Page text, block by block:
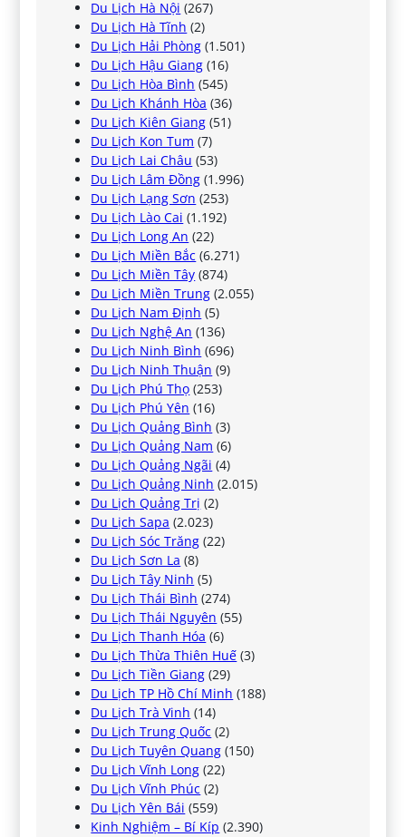
Du Lịch Hà Nội (267)
Du Lịch Hà Tĩnh (2)
Du Lịch Hải Phòng (1.501)
Du Lịch Hậu Giang (16)
Du Lịch Hòa Bình (545)
Du Lịch Khánh Hòa (36)
Du Lịch Kiên Giang (51)
Du Lịch Kon Tum (7)
Du Lịch Lai Châu (53)
Du Lịch Lâm Đồng (1.996)
Du Lịch Lạng Sơn (253)
Du Lịch Lào Cai (1.192)
Du Lịch Long An (22)
Du Lịch Miền Bắc (6.271)
Du Lịch Miền Tây (874)
Du Lịch Miền Trung (2.055)
Du Lịch Nam Định (5)
Du Lịch Nghệ An (136)
Du Lịch Ninh Bình (696)
Du Lịch Ninh Thuận (9)
Du Lịch Phú Thọ (253)
Du Lịch Phú Yên (16)
Du Lịch Quảng Bình (3)
Du Lịch Quảng Nam (6)
Du Lịch Quảng Ngãi (4)
Du Lịch Quảng Ninh (2.015)
Du Lịch Quảng Trị (2)
Du Lịch Sapa (2.023)
Du Lịch Sóc Trăng (22)
Du Lịch Sơn La (8)
Du Lịch Tây Ninh (5)
Du Lịch Thái Bình (274)
Du Lịch Thái Nguyên (55)
Du Lịch Thanh Hóa (6)
Du Lịch Thừa Thiên Huế (3)
Du Lịch Tiền Giang (29)
Du Lịch TP Hồ Chí Minh (188)
Du Lịch Trà Vinh (14)
Du Lịch Trung Quốc (2)
Du Lịch Tuyên Quang (150)
Du Lịch Vĩnh Long (22)
Du Lịch Vĩnh Phúc (2)
Du Lịch Yên Bái (559)
Kinh Nghiệm – Bí Kíp (2.390)